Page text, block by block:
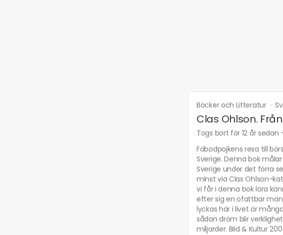
Böcker och Litteratur ·
Clas Ohlson.
Togs bort för 12 år sedan
Fäbodpojkens resa till
Sverige. Denna bok
Sverige under det förra
minst via Clas Ohlson-
vi får i denna bok lära
efter sig en ofattbar
lyckas här i livet är
sådan dröm blir
miljarder. Bild & Kultur